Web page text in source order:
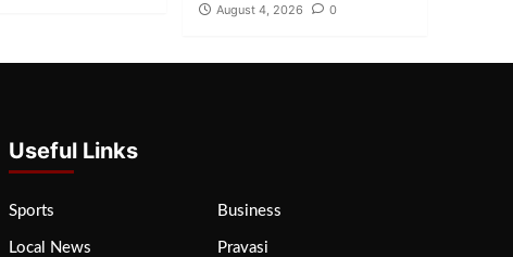
August 4, 2026 0
Useful Links
Sports Business
Local News Pravasi